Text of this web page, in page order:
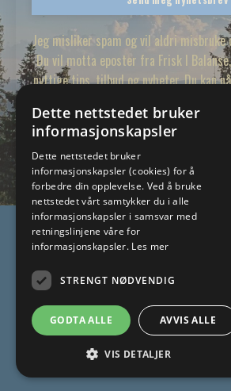
Jeg misliker spam og vil aldri misbruke
Du vil motta eposter fra Frisk I Balanse,
nyttige tips, tilbud og nyheter. Du kan
"avmelding" i en e-post fra meg.
opplysningene dine samtykker du i
personopplysninger i tråd med
© 2026 Hanne Søbye
927465590
hanne@friskibalanse.no
Powered by Kajabi
Dette nettstedet bruker
informasjonskapsler
Dette nettstedet bruker
informasjonskapsler (cookies) for å
forbedre din opplevelse. Ved å bruke
nettstedet vårt samtykker du i alle
informasjonskapsler i samsvar med
retningslinjene våre for
informasjonskapsler. Les mer
STRENGT NØDVENDIG
GODTA ALLE AVVIS ALLE
VIS DETALJER